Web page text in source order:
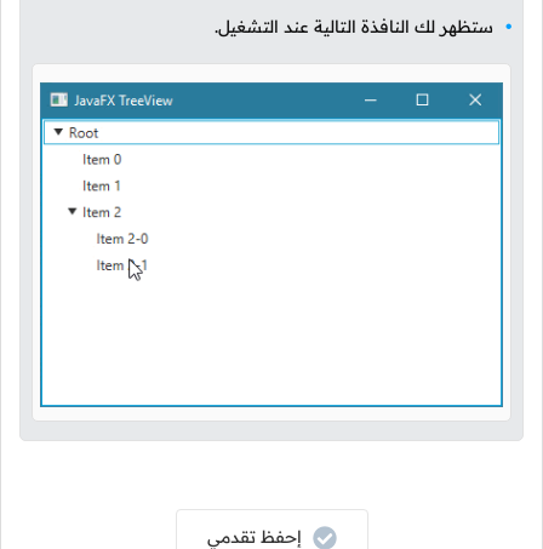
ستظهر لك النافذة التالية عند التشغيل.
إحفظ تقدمي